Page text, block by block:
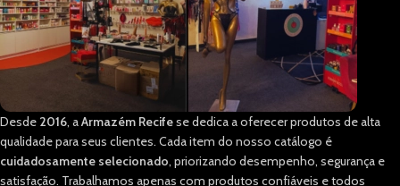
Desde 2016, aArmazém Recifese dedica a oferecer produtos de alta
qualidade para seus clientes. Cada item do nosso catálogo é
cuidadosamente selecionado, priorizando desempenho, segurança e
satisfação. Trabalhamos apenas com produtos confiáveis e todos